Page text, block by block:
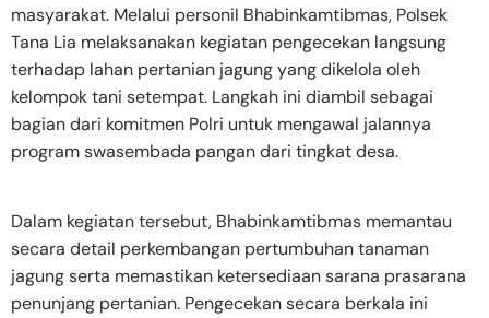
masyarakat. Melalui personil Bhabinkamtibmas, Polsek
Tana Lia melaksanakan kegiatan pengecekan langsung
terhadap lahan pertanian jagung yang dikelola oleh
kelompok tani setempat. Langkah ini diambil sebagai
bagian dari komitmen Polri untuk mengawal jalannya
program swasembada pangan dari tingkat desa.
Dalam kegiatan tersebut, Bhabinkamtibmas memantau
secara detail perkembangan pertumbuhan tanaman
jagung serta memastikan ketersediaan sarana prasarana
penunjang pertanian. Pengecekan secara berkala ini